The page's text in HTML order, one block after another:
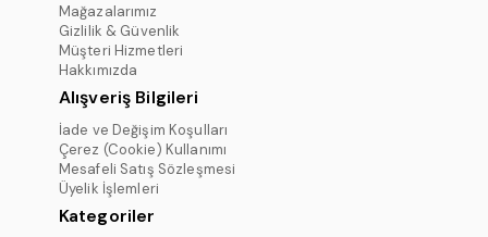
Mağazalarımız
Gizlilik & Güvenlik
Müşteri Hizmetleri
Hakkımızda
Alışveriş Bilgileri
İade ve Değişim Koşulları
Çerez (Cookie) Kullanımı
Mesafeli Satış Sözleşmesi
Üyelik İşlemleri
Kategoriler